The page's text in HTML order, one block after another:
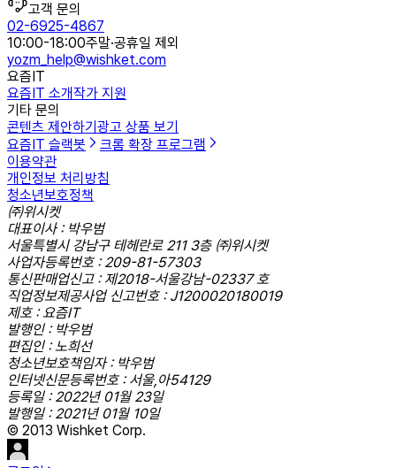
고객 문의
02-6925-4867
10:00-18:00주말·공휴일 제외
yozm_help@wishket.com
요즘IT
요즘IT 소개작가 지원
기타 문의
콘텐츠 제안하기 광고 상품 보기
요즘IT 슬랙봇
크롬 확장 프로그램
이용약관
개인정보 처리방침
청소년보호정책
㈜위시켓
대표이사 : 박우범
서울특별시 강남구 테헤란로 211 3층 ㈜위시켓
사업자등록번호 : 209-81-57303
통신판매업신고 : 제2018-서울강남-02337 호
직업정보제공사업 신고번호 : J1200020180019
제호 : 요즘IT
발행인 : 박우범
편집인 : 노희선
청소년보호책임자 : 박우범
인터넷신문등록번호 : 서울,아54129
등록일 : 2022년 01월 23일
발행일 : 2021년 01월 10일
© 2013 Wishket Corp.